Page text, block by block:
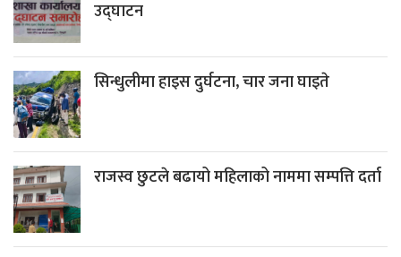
उद्घाटन
सिन्धुलीमा हाइस दुर्घटना, चार जना घाइते
राजस्व छुटले बढायो महिलाको नाममा सम्पत्ति दर्ता